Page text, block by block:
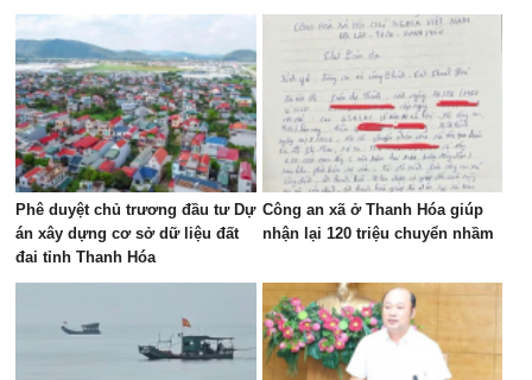
Phê duyệt chủ trương đầu tư Dự
án xây dựng cơ sở dữ liệu đất
đai tỉnh Thanh Hóa
Công an xã ở Thanh Hóa giúp
nhận lại 120 triệu chuyển nhầm